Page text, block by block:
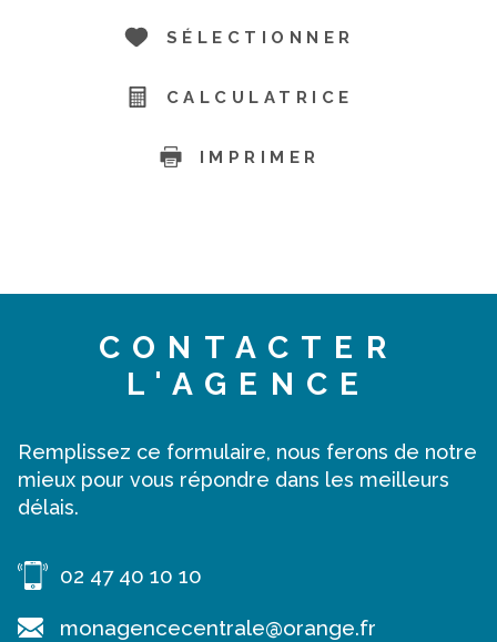
SÉLECTIONNER
CALCULATRICE
IMPRIMER
CONTACTER
L'AGENCE
Remplissez ce formulaire, nous ferons de notre
mieux pour vous répondre dans les meilleurs
délais.
02 47 40 10 10
monagencecentrale@orange.fr